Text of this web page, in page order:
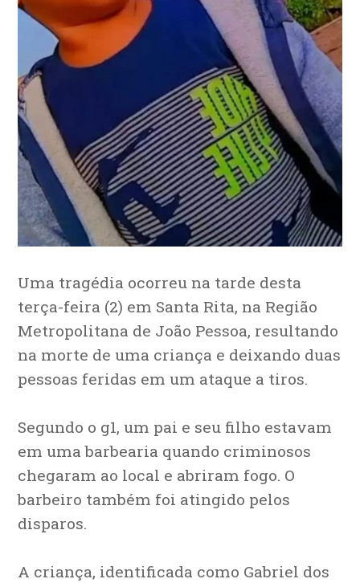
Uma tragédia ocorreu na tarde desta
terça-feira (2) em Santa Rita, na Região
Metropolitana de João Pessoa, resultando
na morte de uma criança e deixando duas
pessoas feridas em um ataque a tiros.
Segundo o g1, um pai e seu filho estavam
em uma barbearia quando criminosos
chegaram ao local e abriram fogo. O
barbeiro também foi atingido pelos
disparos.
A criança, identificada como Gabriel dos